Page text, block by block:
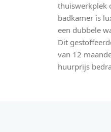
thuiswerkplek
badkamer is
een dubbele
Dit
van 12
huurprijs